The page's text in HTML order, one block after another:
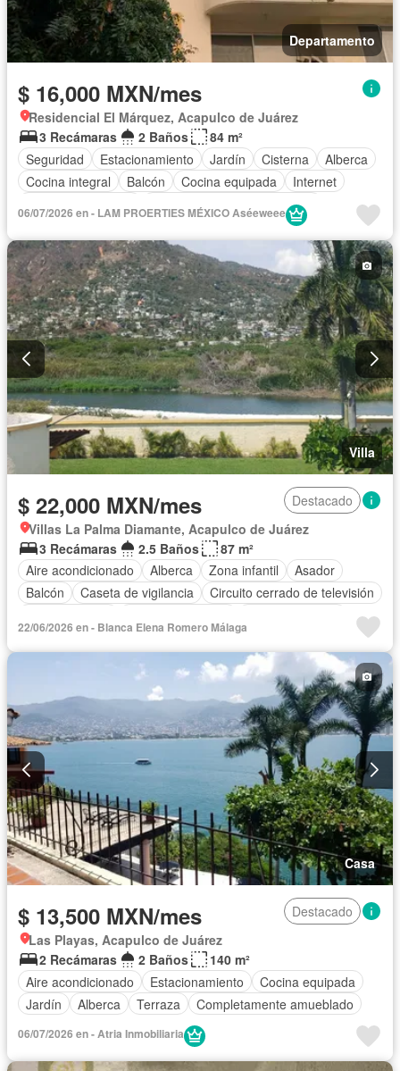
Departamento
$ 16,000 MXN/mes
Residencial El Márquez, Acapulco de Juárez
3 Recámaras
2 Baños
84 m²
Seguridad
Estacionamiento Jardín Cisterna
Alberca
Cocina integral
Balcón Cocina equipada
Internet
Circuito cerrado de televisión
Vista panorámica
Recámara con closet
Wifi
Caseta de vigilancia
Permite mascotas
Permite niños
Completamente amueblado
06/07/2026 en - LAM PROERTIES MÉXICO Aséeweee
Villa
$ 22,000 MXN/mes
Destacado
Villas La Palma Diamante, Acapulco de Juárez
3 Recámaras
2.5 Baños
87 m²
Aire acondicionado
Alberca Zona infantil
Asador
Balcón
Caseta de vigilancia
Circuito cerrado de televisión
Jardín
Azotea Seguridad Terraza
Vista panorámica
22/06/2026 en - Blanca Elena Romero Málaga
Casa
$ 13,500 MXN/mes
Destacado
Las Playas, Acapulco de Juárez
2 Recámaras
2 Baños
140 m²
Aire acondicionado
Estacionamiento
Cocina equipada
Jardín
Alberca Terraza Completamente amueblado
06/07/2026 en - Atria Inmobiliaria